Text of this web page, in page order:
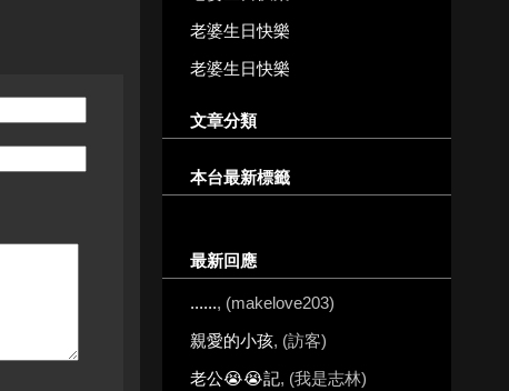
老婆生日快樂
老婆生日快樂
文章分類
本台最新標籤
最新回應
......, (makelove203)
親愛的小孩, (訪客)
老公😭😭記, (我是志林)